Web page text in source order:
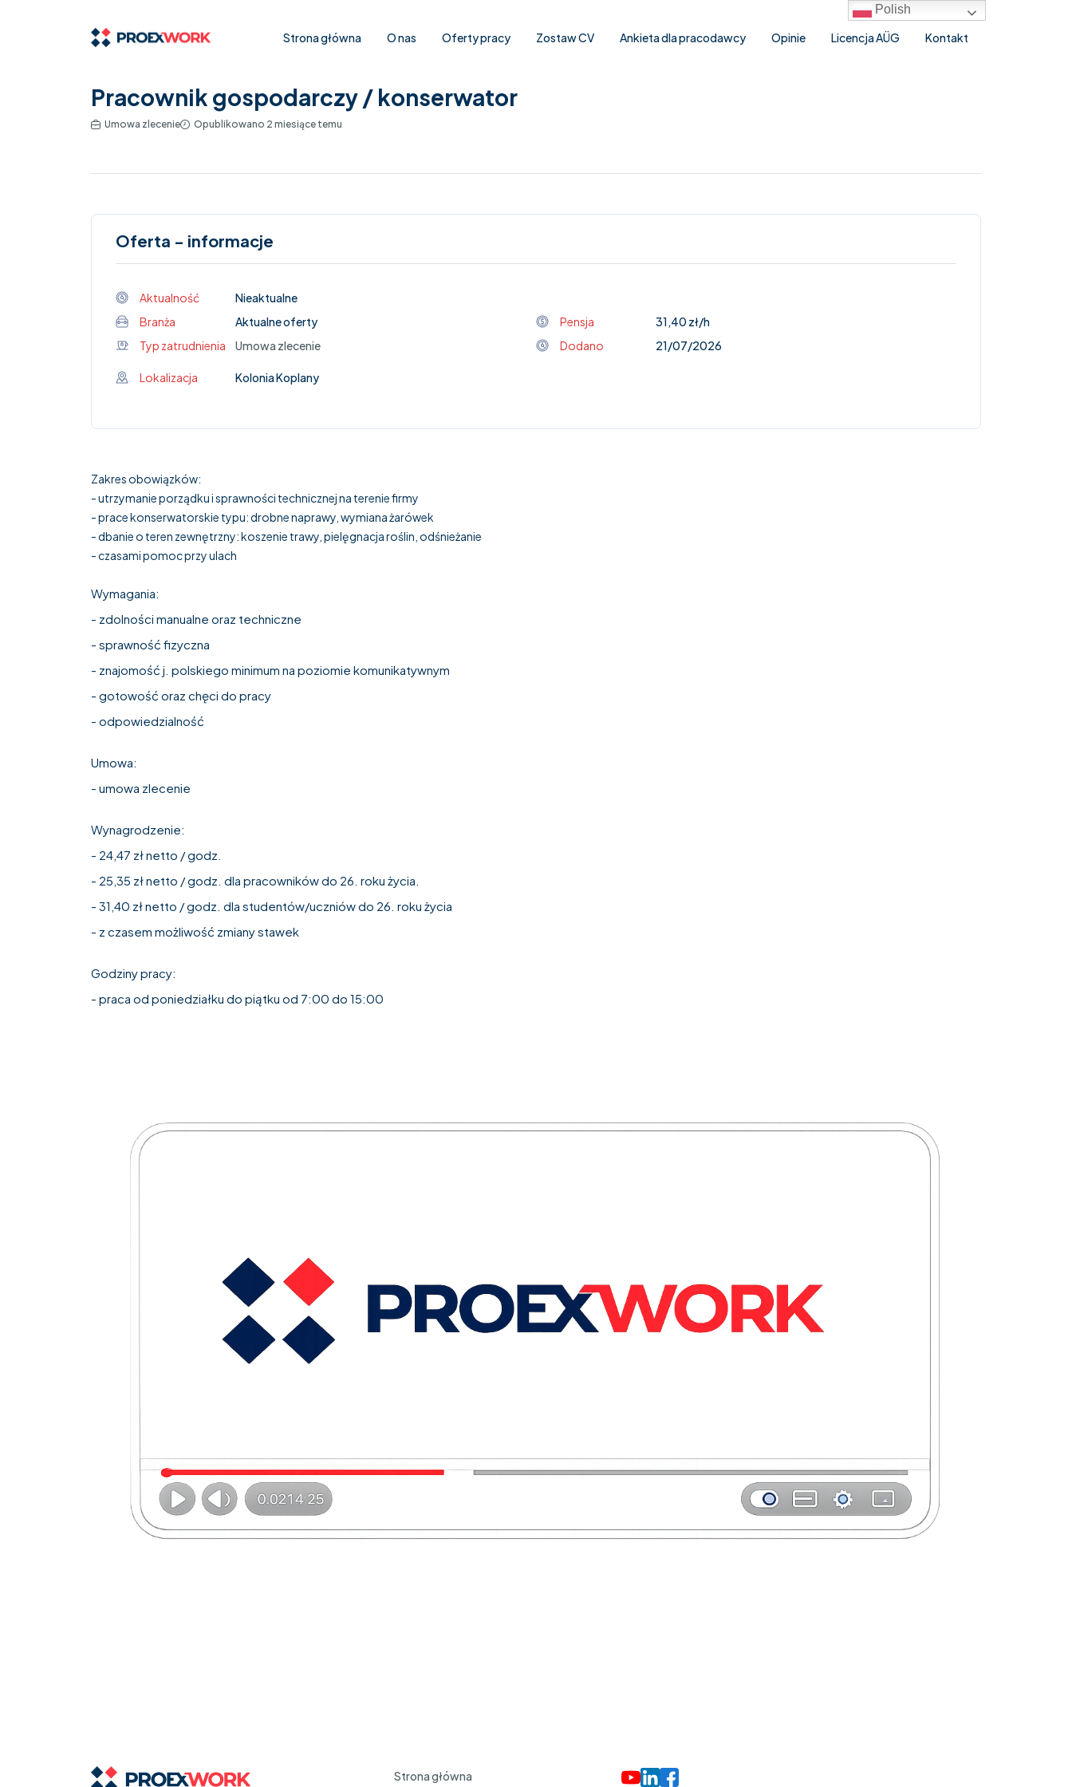
Strona główna O nas Oferty pracy Zostaw CV Ankieta dla pracodawcy Opinie Licencja AÜG Kontakt
Pracownik gospodarczy / konserwator
Umowa zlecenie Opublikowano 2 miesiące temu
Oferta - informacje
Aktualność
Nieaktualne
Branża
Aktualne oferty Pensja
31,40 zł/h
Typ zatrudnienia
Umowa zlecenie Dodano 21/07/2026
Lokalizacja Kolonia Koplany
Zakres obowiązków:
- utrzymanie porządku i sprawności technicznej na terenie firmy
- prace konserwatorskie typu: drobne naprawy, wymiana żarówek
- dbanie o teren zewnętrzny: koszenie trawy, pielęgnacja roślin, odśnieżanie
- czasami pomoc przy ulach
Wymagania:
- zdolności manualne oraz techniczne
- sprawność fizyczna
- znajomość j. polskiego minimum na poziomie komunikatywnym
- gotowość oraz chęci do pracy
- odpowiedzialność
Umowa:
- umowa zlecenie
Wynagrodzenie:
- 24,47 zł netto / godz.
- 25,35 zł netto / godz. dla pracowników do 26. roku życia.
- 31,40 zł netto / godz. dla studentów/uczniów do 26. roku życia
- z czasem możliwość zmiany stawek
Godziny pracy:
- praca od poniedziałku do piątku od 7:00 do 15:00
Strona główna
Polish